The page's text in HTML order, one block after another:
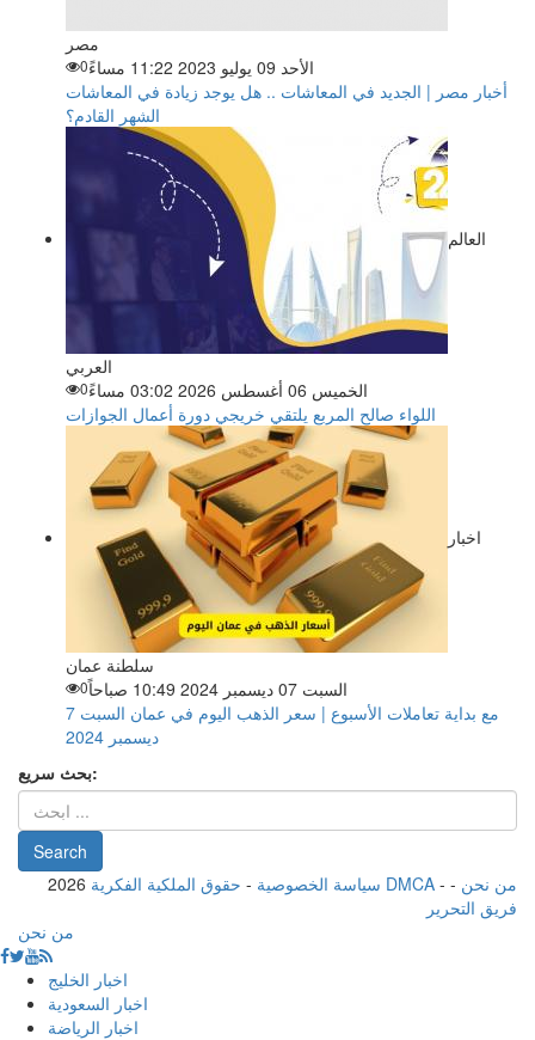
مصر
الأحد 09 يوليو 2023 11:22 مساءً
0
أخبار مصر | الجديد في المعاشات .. هل يوجد زيادة في المعاشات
الشهر القادم؟
العالم
العربي
الخميس 06 أغسطس 2026 03:02 مساءً
0
اللواء صالح المربع يلتقي خريجي دورة أعمال الجوازات
اخبار
سلطنة عمان
السبت 07 ديسمبر 2024 10:49 صباحاً
0
مع بداية تعاملات الأسبوع | سعر الذهب اليوم في عمان السبت 7
ديسمبر 2024
بحث سريع:
2026 سياسة الخصوصية - حقوق الملكية الفكرية DMCA - من نحن -
فريق التحرير
من نحن
اخبار الخليج
اخبار السعودية
اخبار الرياضة